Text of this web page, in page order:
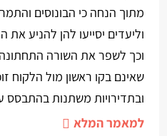
מתוך הנחה כי הבונוסים
וליעדים יסייעו להן להניע את
וכך לשפר את השורה
שאינם בקו ראשון מול הלקוח
ובתדירויות משתנות בהתבסס
למאמר המלא